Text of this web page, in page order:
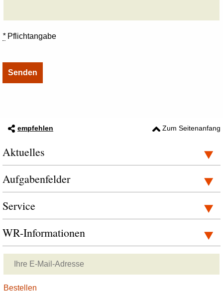
*Pflichtangabe
empfehlen Zum Seitenanfang
Aktuelles
Aufgabenfelder
Service
WR-Informationen